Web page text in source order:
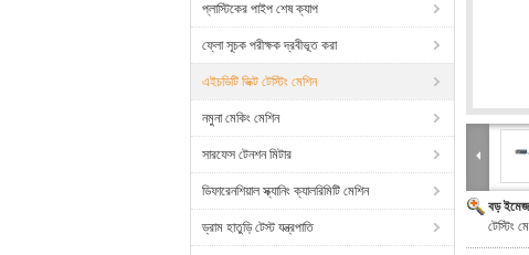
প্লাস্টিকের পাইপ শেষ ক্যাপ
ফ্লো সূচক পরীক্ষক দ্রবীভূত করা
এইচডিটি ভিক্ট টেস্টিং মেশিন
নমুনা মেকিং মেশিন
সারফেস টেনশন মিটার
ডিফারেনশিয়াল স্ক্যানিং ক্যালরিমিটি মেশিন
ড্রাম হাতুড়ি টেস্ট যন্ত্রপাতি
বড়
টেস্টিং